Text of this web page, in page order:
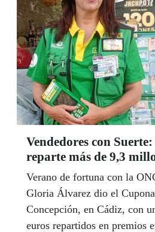
aumentado casi seis puntos
años.
Vendedores con
reparte más de 9,3
Verano de fortuna con la
Gloria Álvarez dio el
Concepción, en Cádiz, con
euros repartidos en premios